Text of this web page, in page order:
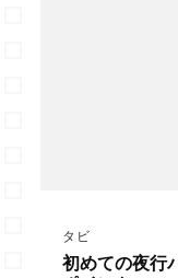
タビ
初めての夜行